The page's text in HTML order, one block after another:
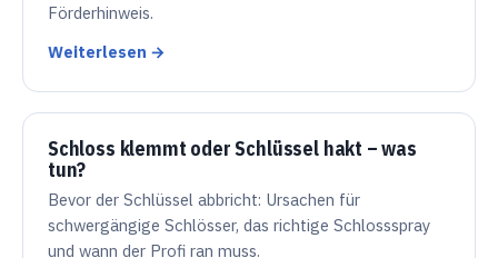
Förderhinweis.
Weiterlesen →
Schloss klemmt oder Schlüssel hakt – was
tun?
Bevor der Schlüssel abbricht: Ursachen für
schwergängige Schlösser, das richtige Schlossspray
und wann der Profi ran muss.